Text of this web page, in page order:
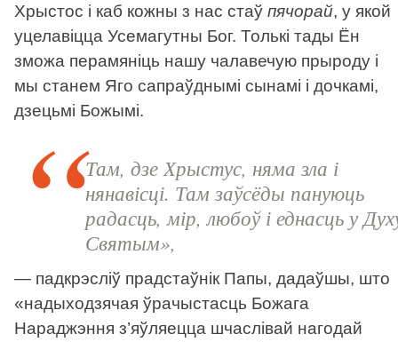
Хрыстос і каб кожны з нас стаў пячорай, у якой
уцелавіцца Усемагутны Бог. Толькі тады Ён
зможа перамяніць нашу чалавечую прыроду і
мы станем Яго сапраўднымі сынамі і дочкамі,
дзецьмі Божымі.
Там, дзе Хрыстус, няма зла і
нянавісці. Там заўсёды пануюць
радасць, мір, любоў і еднасць у
Святым»,
— падкрэсліў прадстаўнік Папы, дадаўшы, што
«надыходзячая ўрачыстасць Божага
Нараджэння з’яўляецца шчаслівай нагодай